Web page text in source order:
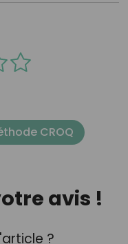
CROQ
avis !
?